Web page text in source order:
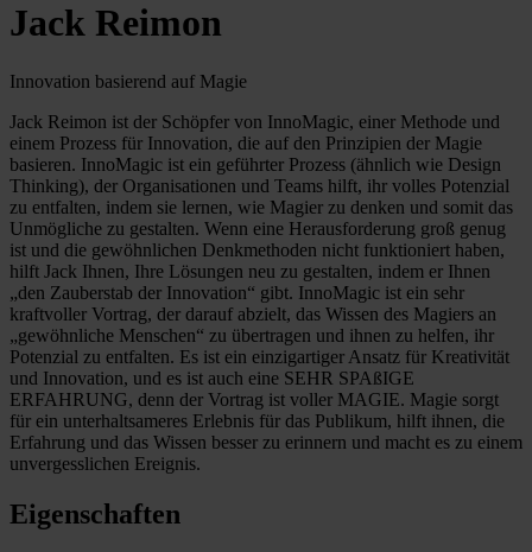
Jack Reimon
Innovation basierend auf Magie
Jack Reimon ist der Schöpfer von InnoMagic, einer Methode und
einem Prozess für Innovation, die auf den Prinzipien der Magie
basieren. InnoMagic ist ein geführter Prozess (ähnlich wie Design
Thinking), der Organisationen und Teams hilft, ihr volles Potenzial
zu entfalten, indem sie lernen, wie Magier zu denken und somit das
Unmögliche zu gestalten. Wenn eine Herausforderung groß genug
ist und die gewöhnlichen Denkmethoden nicht funktioniert haben,
hilft Jack Ihnen, Ihre Lösungen neu zu gestalten, indem er Ihnen
„den Zauberstab der Innovation“ gibt. InnoMagic ist ein sehr
kraftvoller Vortrag, der darauf abzielt, das Wissen des Magiers an
„gewöhnliche Menschen“ zu übertragen und ihnen zu helfen, ihr
Potenzial zu entfalten. Es ist ein einzigartiger Ansatz für Kreativität
und Innovation, und es ist auch eine SEHR SPAßIGE
ERFAHRUNG, denn der Vortrag ist voller MAGIE. Magie sorgt
für ein unterhaltsameres Erlebnis für das Publikum, hilft ihnen, die
Erfahrung und das Wissen besser zu erinnern und macht es zu einem
unvergesslichen Ereignis.
Eigenschaften